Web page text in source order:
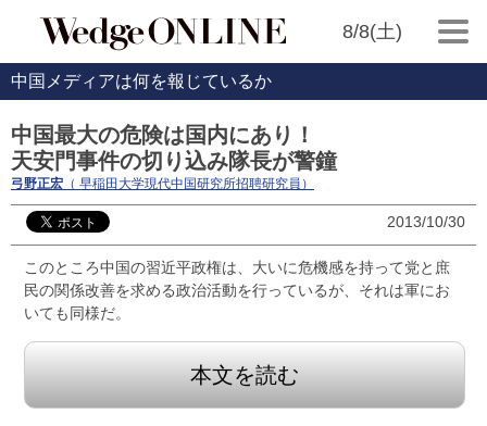
8/8(土)
中国メディアは何を報じているか
中国最大の危険は国内にあり！
天安門事件の切り込み隊長が警鐘
弓野正宏 （ 早稲田大学現代中国研究所招聘研究員）
2013/10/30
このところ中国の習近平政権は、大いに危機感を持って党と庶
民の関係改善を求める政治活動を行っているが、それは軍にお
いても同様だ。
本文を読む